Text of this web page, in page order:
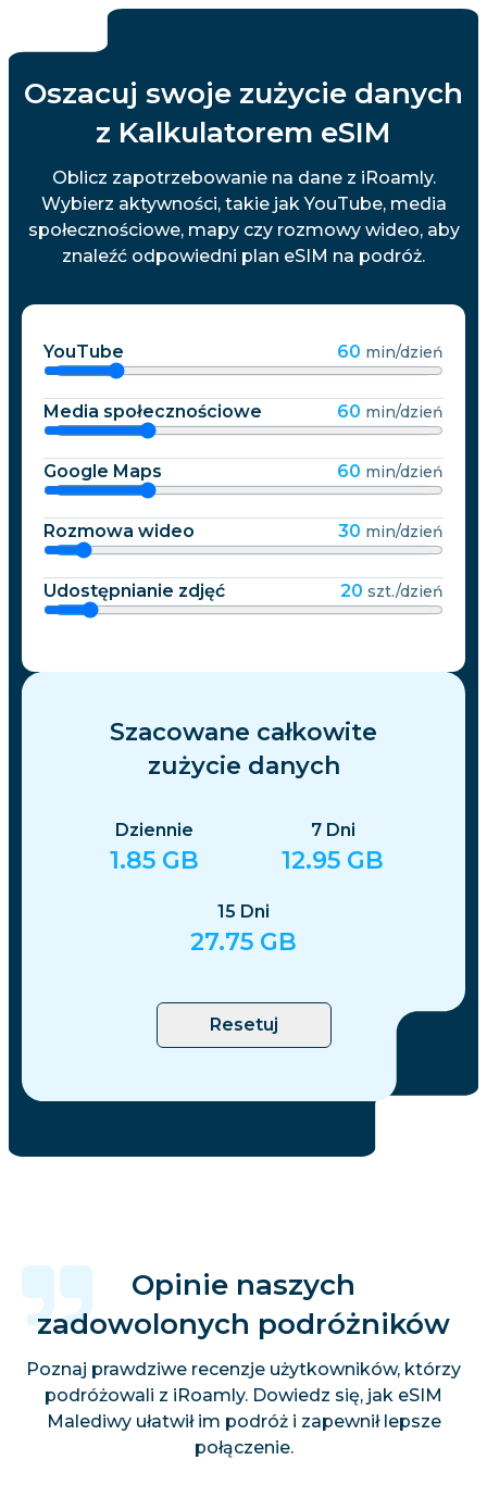
Oszacuj swoje zużycie danych
z Kalkulatorem eSIM
Oblicz zapotrzebowanie na dane z iRoamly.
Wybierz aktywności, takie jak YouTube, media
społecznościowe, mapy czy rozmowy wideo, aby
znaleźć odpowiedni plan eSIM na podróż.
YouTube 60 min/dzień
Media społecznościowe 60 min/dzień
Google Maps 60 min/dzień
Rozmowa wideo 30 min/dzień
Udostępnianie zdjęć 20 szt./dzień
Szacowane całkowite
zużycie danych
Dziennie
1.85 GB
7 Dni
12.95 GB
15 Dni
27.75 GB
Resetuj
Opinie naszych
zadowolonych podróżników
Poznaj prawdziwe recenzje użytkowników, którzy
podróżowali z iRoamly. Dowiedz się, jak eSIM
Malediwy ułatwił im podróż i zapewnił lepsze
połączenie.